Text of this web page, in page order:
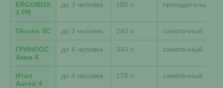
ERGOBOX
3 PR
до 3 человек 180 л принудительный
Glosen 3C до 3 человек 240 л самотечный
ГРИНЛОС
Аква 4
до 4 человек 340 л самотечный
Итал
Антей 4
до 4 человек 170 л самотечный